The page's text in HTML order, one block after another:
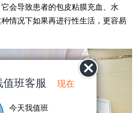
会导致患者的包皮粘膜充血、水
情况下如果再进行性生活，更容易
值班客服 现在
今天我值班